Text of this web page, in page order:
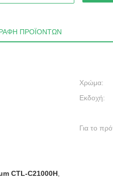
ΠΡΟΪΌΝΤΩΝ
Χρώμα:
Εκδοχή:
Για το
CTL-C21000H